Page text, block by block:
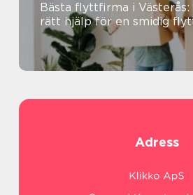
Bästa flyttfirma i Västerås:
rätt hjälp för en smidig
Adress